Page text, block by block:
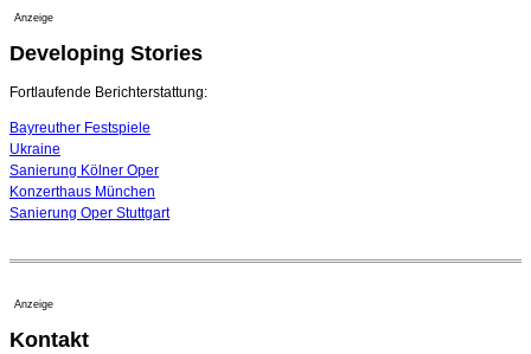
Dirigent Nicolás Pasquet mit Würth-Preis der
Jeunesses Musicales ausgezeichnet
07. August 2026 - 13:20 Uhr
Anzeige
Developing Stories
Fortlaufende Berichterstattung:
Bayreuther Festspiele
Ukraine
Sanierung Kölner Oper
Konzerthaus München
Sanierung Oper Stuttgart
Anzeige
Kontakt